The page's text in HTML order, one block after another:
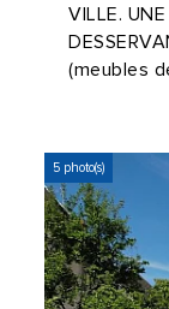
VILLE.
(meubles
5 photo(s)